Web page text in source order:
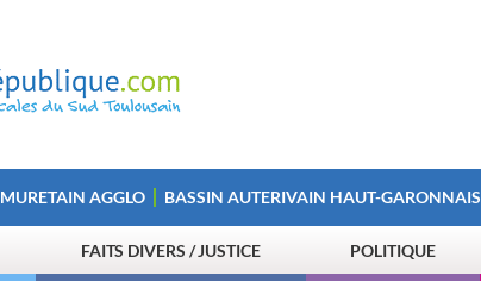
MURETAIN AGGLO BASSIN AUTERIVAIN HAUT-GARONNAIS
FAITS DIVERS / JUSTICE POLITIQUE